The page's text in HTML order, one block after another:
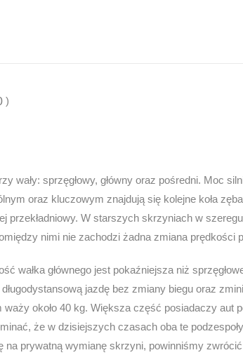
sprzęgłowy, główny oraz pośredni. Moc
oraz kluczowym znajdują się kolejne koła
przekładniowy. W starszych skrzyniach w
nimi nie zachodzi żadna zmiana prędkości
wałka głównego jest pokaźniejsza niż
jazdę bez zmiany biegu oraz
około 40 kg. Większa część posiadaczy aut
że w dzisiejszych czasach oba te
prywatną wymianę skrzyni, powinniśmy